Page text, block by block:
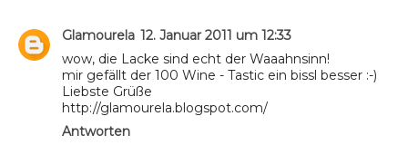
Glamourela 12. Januar 2011 um 12:33
wow, die Lacke sind echt der Waaahnsinn!
mir gefällt der 100 Wine - Tastic ein bissl besser :-)
Liebste Grüße
http://glamourela.blogspot.com/
Antworten